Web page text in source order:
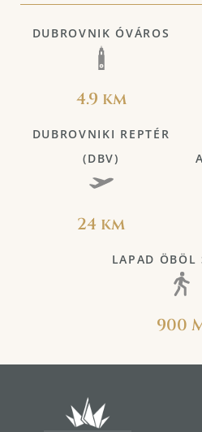
DUBROVNIK ÓVÁROS
4.9 km
DUBROVNIKI REPTÉR
(DBV)
24 km
LAPAD ÖBÖL
900